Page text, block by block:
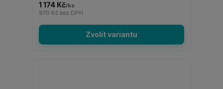
1 174 Kč/ks
970 Kč bez DPH
Zvolit variantu